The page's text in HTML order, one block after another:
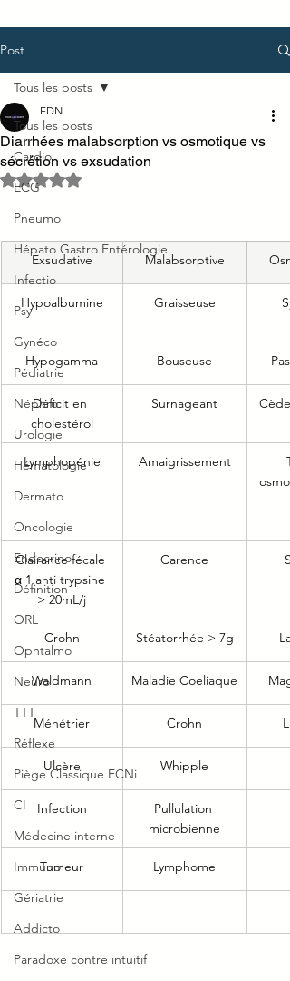
Post
Tous les posts
Cardio
ECG
Pneumo
Hépato Gastro Entérologie
Infectio
Psy
Gynéco
Pédiatrie
Néphro
Urologie
Hématologie
Dermato
Oncologie
Endocrino
Définition
ORL
Ophtalmo
Neuro
TTT
Réflexe
Piège Classique ECNi
CI
Médecine interne
Immuno
Gériatrie
Addicto
Paradoxe contre intuitif
Tous les posts
Diarrhées malabsorption vs osmotique vs
sécrétion vs exsudation
EDN
Noté NaN étoiles sur 5.
Exsudative Malabsorptive
Hypoalbumine Graisseuse
Hypogamma Bouseuse
Déficit en
cholestérol
Surnageant
Lymphopénie Amaigrissement
Clairance fécale
α 1 anti trypsine
> 20mL/j
Carence
Crohn Stéatorrhée > 7g
Waldmann Maladie Coeliaque
Ménétrier Crohn
Ulcère Whipple
Infection
Pullulation
microbienne
Tumeur Lymphome